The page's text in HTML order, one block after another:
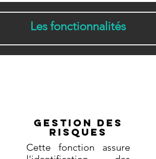
Les fonctionnalités
Gestion des
risques
Cette fonction assure